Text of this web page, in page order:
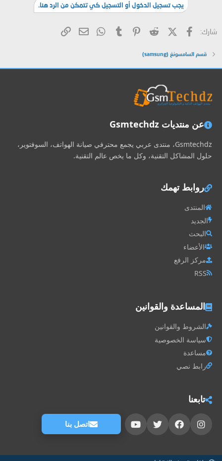
يجب تسجيل الدخول أو التسجيل كي تتمكن من الرد هنا.
شارك: فيسبوكX (Twitter)
Reddit
Pinterest
Tumblr
WhatsAppالبريد الإلكتروني
الرابط
قسم السامسونغ (samsung)
عن منتديات Gsmtechdz
Gsmtechdz، منتدى عربي يجمع محترفي صيانة الهواتف، السوفتوير،
حلول المشاكل التقنية، وكل ما يخص عالم التقنية.
روابط تهمك
المنتدى
الجديد
البحث
الأعضاء
مركز الرفع
RSS
المساعدة والقوانين
الشروط والقوانين
سياسة الخصوصية
مساعدة
رابط نصي
تابعنا
اتصل بنا